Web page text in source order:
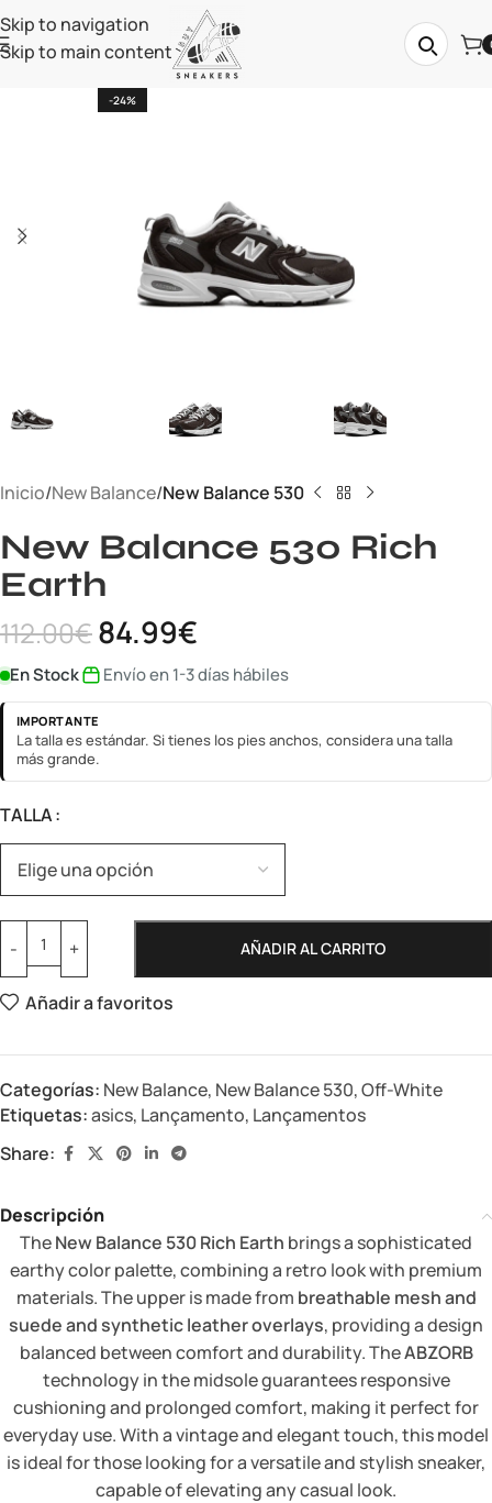
Skip to navigation
Skip to main content
-24%
Inicio New Balance New Balance 530
New Balance 530 Rich
Earth
112.00€84.99€
En Stock Envío en 1-3 días hábiles
IMPORTANTE
La talla es estándar. Si tienes los pies anchos, considera una talla
más grande.
TALLA
AÑADIR AL CARRITO
Añadir a favoritos
Categorías: New Balance, New Balance 530,Off-White
Etiquetas:asics, Lançamento, Lançamentos
Share:
Descripción
TheNew Balance 530 Rich Earth brings a sophisticated
earthy color palette, combining a retro look with premium
materials. The upper is made from breathable mesh and
suede and synthetic leather overlays, providing a design
balanced between comfort and durability. TheABZORB
technology in the midsole guarantees responsive
cushioning and prolonged comfort, making it perfect for
everyday use. With a vintage and elegant touch, this model
is ideal for those looking for a versatile and stylish sneaker,
capable of elevating any casual look.